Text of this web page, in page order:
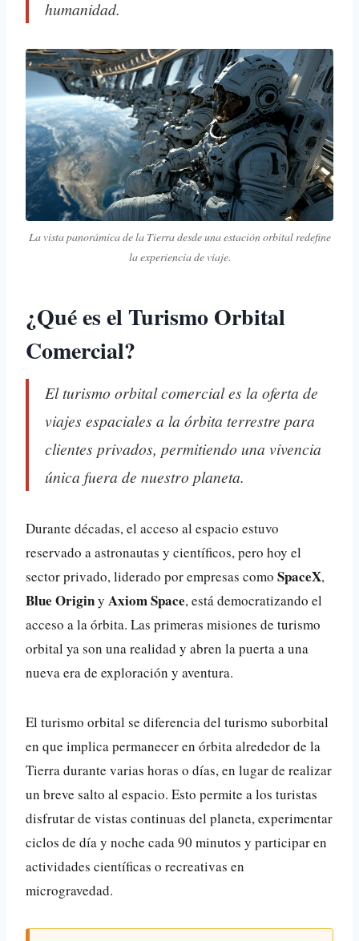
humanidad.
La vista panorámica de la Tierra desde una estación orbital redefine
la experiencia de viaje.
¿Qué es el Turismo Orbital
Comercial?
El turismo orbital comercial es la oferta de
viajes espaciales a la órbita terrestre para
clientes privados, permitiendo una vivencia
única fuera de nuestro planeta.
Durante décadas, el acceso al espacio estuvo
reservado a astronautas y científicos, pero hoy el
sector privado, liderado por empresas como SpaceX,
Blue Originy Axiom Space, está democratizando el
acceso a la órbita. Las primeras misiones de turismo
orbital ya son una realidad y abren la puerta a una
nueva era de exploración y aventura.
El turismo orbital se diferencia del turismo suborbital
en que implica permanecer en órbita alrededor de la
Tierra durante varias horas o días, en lugar de realizar
un breve salto al espacio. Esto permite a los turistas
disfrutar de vistas continuas del planeta, experimentar
ciclos de día y noche cada 90 minutos y participar en
actividades científicas o recreativas en
microgravedad.